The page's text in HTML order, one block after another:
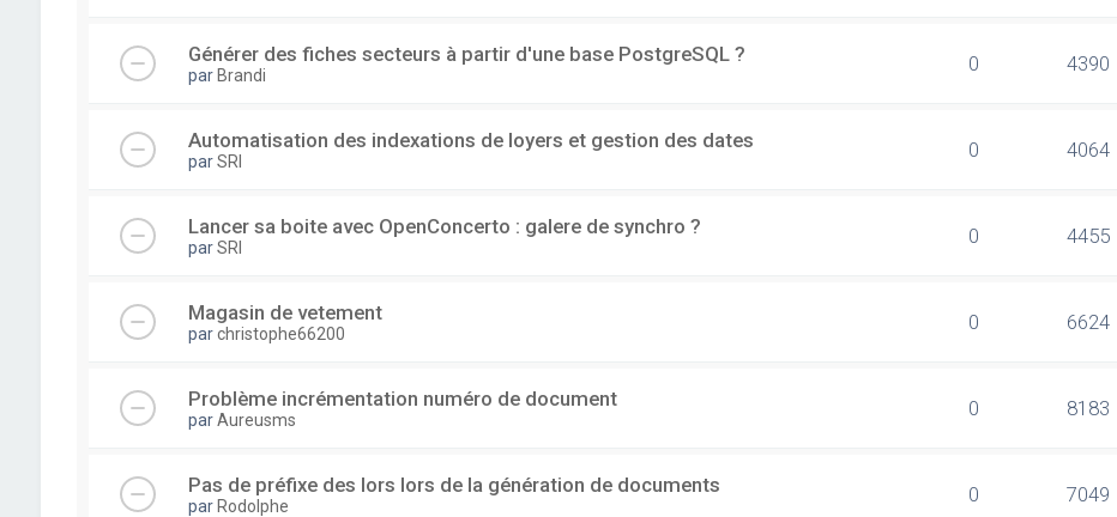
Générer des fiches secteurs à partir d'une base PostgreSQL ?
par Brandi 0 4390
Automatisation des indexations de loyers et gestion des dates
parSRI 0 4064
Lancer sa boite avec OpenConcerto : galere de synchro ?
parSRI 0 4455
Magasin de vetement
parchristophe66200 0 6624
Problème incrémentation numéro de document
parAureusms 0 8183
Pas de préfixe des lors lors de la génération de documents
par Rodolphe 0 7049